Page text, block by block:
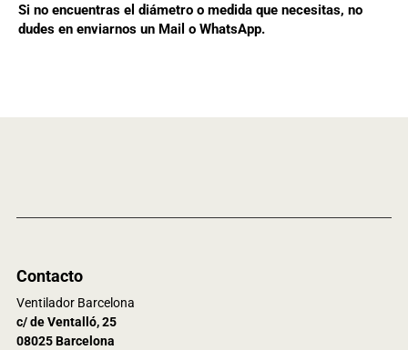
Si no encuentras el diámetro o medida que necesitas, no
dudes en enviarnos un Mail o WhatsApp.
Contacto
Ventilador Barcelona
c/ de Ventalló, 25
08025 Barcelona